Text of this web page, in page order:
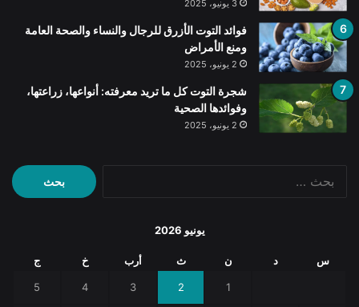
3 يونيو، 2025
فوائد التوت الأزرق للرجال والنساء والصحة العامة
ومنع الأمراض
2 يونيو، 2025
شجرة التوت كل ما تريد معرفته: أنواعها، زراعتها،
وفوائدها الصحية
2 يونيو، 2025
البحث
عن:
يونيو 2026
س د ن ث أرب خ ج
1
2
3
4
5